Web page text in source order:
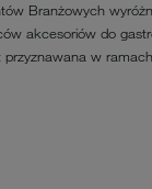
Branżowych
akcesoriów do
w